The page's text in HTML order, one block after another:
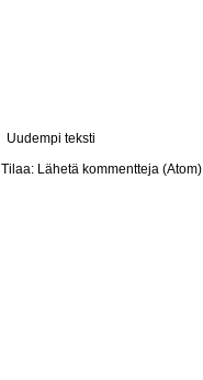
Uudempi teksti
Tilaa: Lähetä kommentteja (Atom)